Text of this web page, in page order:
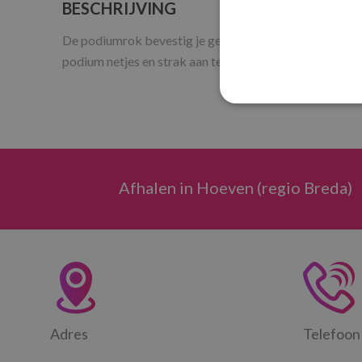
BESCHRIJVING
De podiumrok bevestig je gemakkelijk aan het
podium netjes en strak aan te kleden!
Afhalen in Hoeven (regio Breda)
Adres Telefoon